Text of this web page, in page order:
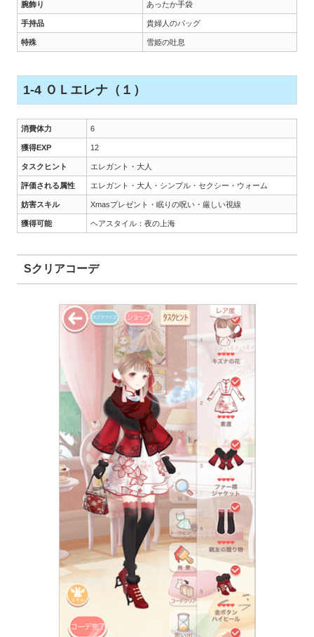
腕飾り あったか手袋
手持品 貴婦人のバッグ
特殊 雪姫の吐息
1-4 ＯＬエレナ（１）
消費体力 6
獲得EXP 12
タスクヒント エレガント・大人
評価される属性 エレガント・大人・シンプル・セクシー・ウォーム
妨害スキル Xmasプレゼント・眠りの呪い・厳しい視線
獲得可能 ヘアスタイル：夜の上海
Sクリアコーデ